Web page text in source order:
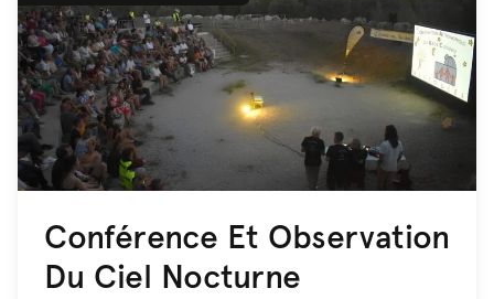
Conférence Et Observation
Du Ciel Nocturne